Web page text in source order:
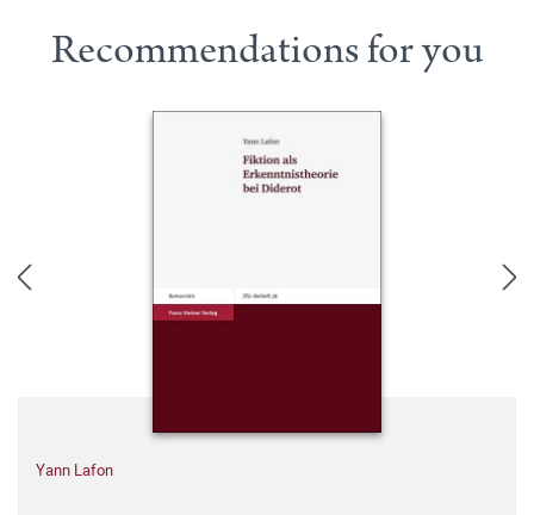
Recommendations for you
Yann Lafon